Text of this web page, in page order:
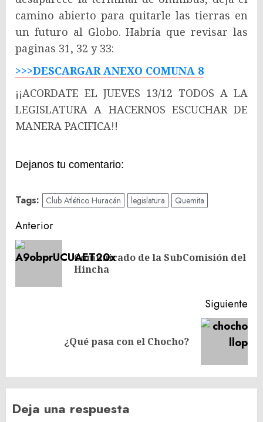
camino abierto para quitarle las tierras en
un futuro al Globo. Habría que revisar las
paginas 31, 32 y 33:
>>>DESCARGAR ANEXO COMUNA 8
¡¡ACORDATE EL JUEVES 13/12 TODOS A LA
LEGISLATURA A HACERNOS ESCUCHAR DE
MANERA PACIFICA!!
Dejanos tu comentario:
Tags: Club Atlético Huracán legislatura Quemita
Navegación
de
entradas
Anterior
Comunicado de la SubComisión del
Hincha
Siguiente
¿Qué pasa con el Chocho?
Deja una respuesta